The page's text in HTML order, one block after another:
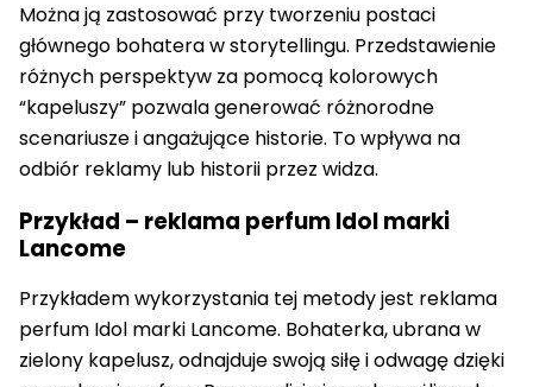
Można ją zastosować przy tworzeniu postaci
głównego bohatera w storytellingu. Przedstawienie
różnych perspektyw za pomocą kolorowych
“kapeluszy” pozwala generować różnorodne
scenariusze i angażujące historie. To wpływa na
odbiór reklamy lub historii przez widza.
Przykład – reklama perfum Idol marki
Lancome
Przykładem wykorzystania tej metody jest reklama
perfum Idol marki Lancome. Bohaterka, ubrana w
zielony kapelusz, odnajduje swoją siłę i odwagę dzięki